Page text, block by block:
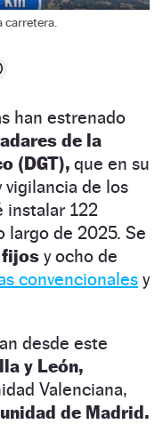
carretera.
han estrenado
de la
(DGT), que en su
vigilancia de los
instalar 122
largo de 2025. Se
y ocho de
convencionales y
desde este
y León,
Valenciana,
de Madrid.